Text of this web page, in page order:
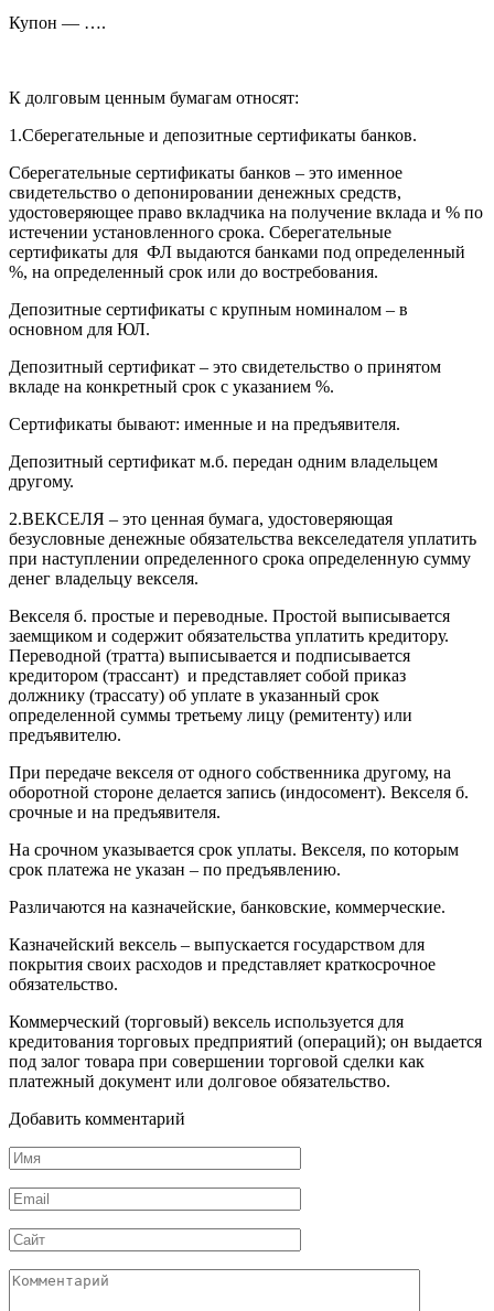
Купон — ….
К долговым ценным бумагам относят:
1.Сберегательные и депозитные сертификаты банков.
Сберегательные сертификаты банков – это именное
свидетельство о депонировании денежных средств,
удостоверяющее право вкладчика на получение вклада и % по
истечении установленного срока. Сберегательные
сертификаты для ФЛ выдаются банками под определенный
%, на определенный срок или до востребования.
Депозитные сертификаты с крупным номиналом – в
основном для ЮЛ.
Депозитный сертификат – это свидетельство о принятом
вкладе на конкретный срок с указанием %.
Сертификаты бывают: именные и на предъявителя.
Депозитный сертификат м.б. передан одним владельцем
другому.
2.ВЕКСЕЛЯ – это ценная бумага, удостоверяющая
безусловные денежные обязательства векселедателя уплатить
при наступлении определенного срока определенную сумму
денег владельцу векселя.
Векселя б. простые и переводные. Простой выписывается
заемщиком и содержит обязательства уплатить кредитору.
Переводной (тратта) выписывается и подписывается
кредитором (трассант) и представляет собой приказ
должнику (трассату) об уплате в указанный срок
определенной суммы третьему лицу (ремитенту) или
предъявителю.
При передаче векселя от одного собственника другому, на
оборотной стороне делается запись (индосомент). Векселя б.
срочные и на предъявителя.
На срочном указывается срок уплаты. Векселя, по которым
срок платежа не указан – по предъявлению.
Различаются на казначейские, банковские, коммерческие.
Казначейский вексель – выпускается государством для
покрытия своих расходов и представляет краткосрочное
обязательство.
Коммерческий (торговый) вексель используется для
кредитования торговых предприятий (операций); он выдается
под залог товара при совершении торговой сделки как
платежный документ или долговое обязательство.
Добавить комментарий
Имя
*
Email
*
Сайт
Комментарий